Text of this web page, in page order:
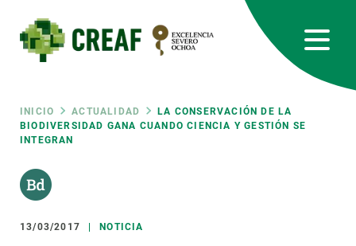
contenido
principal
Ruta
de
navegación
INICIO ACTUALIDAD
LA CONSERVACIÓN DE LA
BIODIVERSIDAD GANA CUANDO CIENCIA Y GESTIÓN SE
INTEGRAN
13/03/2017 NOTICIA
RRSS
Featured
responsive